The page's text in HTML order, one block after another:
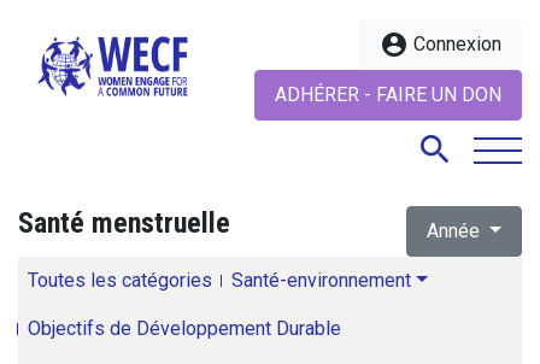
account_circle Connexion
ADHÉRER - FAIRE UN DON
search
Santé menstruelle Année
Toutes les catégories Santé-environnement
Objectifs de Développement Durable